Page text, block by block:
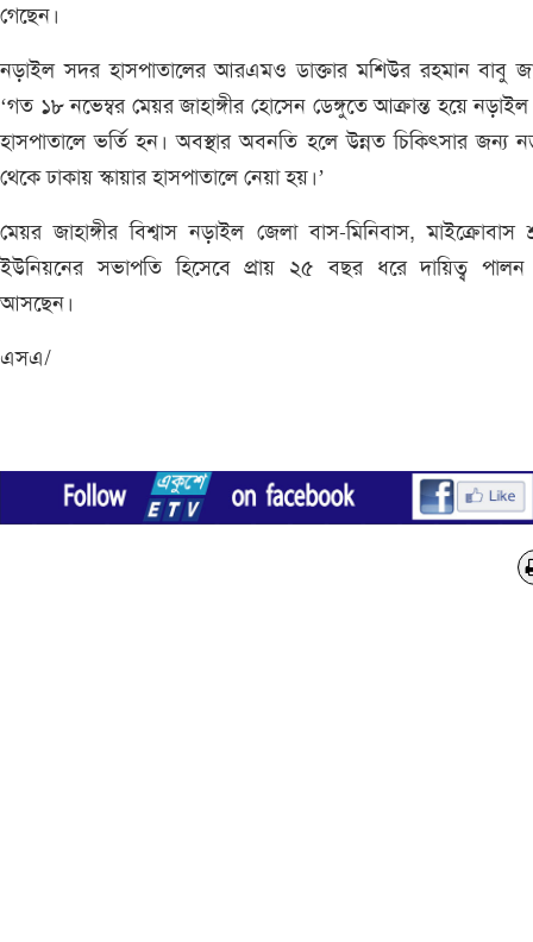
গেছেন।
নড়াইল সদর হাসপাতালের আরএমও ডাক্তার মশিউর রহমান বাবু
‘গত ১৮ নভেম্বর মেয়র জাহাঙ্গীর হোসেন ডেঙ্গুতে আক্রান্ত হয়ে
হাসপাতালে ভর্তি হন। অবস্থার অবনতি হলে উন্নত চিকিৎসার জন্য
থেকে ঢাকায় স্কায়ার হাসপাতালে নেয়া হয়।’
মেয়র জাহাঙ্গীর বিশ্বাস নড়াইল জেলা বাস-মিনিবাস, মাইক্রোবাস
ইউনিয়নের সভাপতি হিসেবে প্রায় ২৫ বছর ধরে দায়িত্ব
আসছেন।
এসএ/